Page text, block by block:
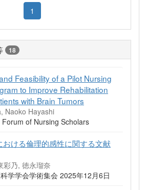
1
18
Feasibility of a Pilot Nursing
to Improve Rehabilitation
with Brain Tumors
Naoko Hayashi
of Nursing Scholars
ける倫理的感性に関する文献
彩乃, 徳永瑠奈
学学会学術集会 2025年12月6日